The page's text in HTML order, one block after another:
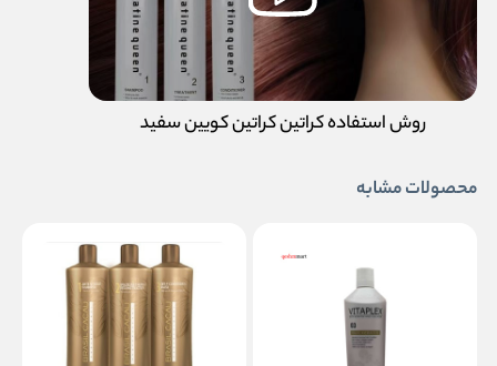
روش استفاده کراتین کراتین کویین سفید
محصولات مشابه